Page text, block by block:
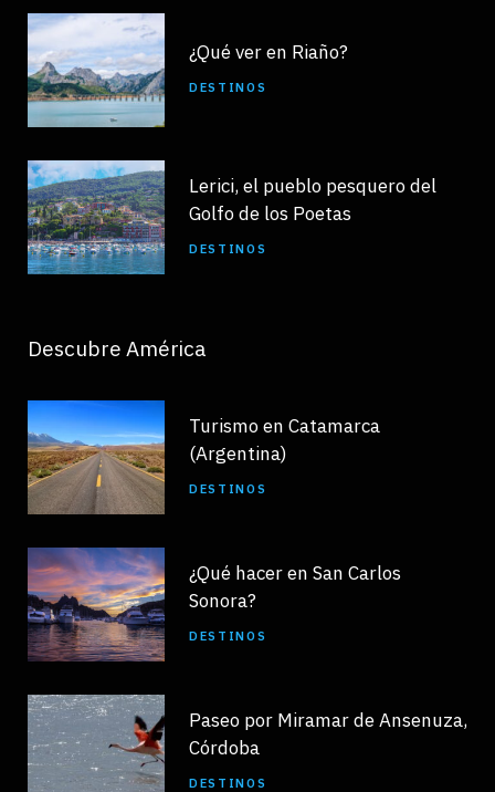
¿Qué ver en Riaño?
DESTINOS
Lerici, el pueblo pesquero del
Golfo de los Poetas
DESTINOS
Descubre América
Turismo en Catamarca
(Argentina)
DESTINOS
¿Qué hacer en San Carlos
Sonora?
DESTINOS
Paseo por Miramar de Ansenuza,
Córdoba
DESTINOS